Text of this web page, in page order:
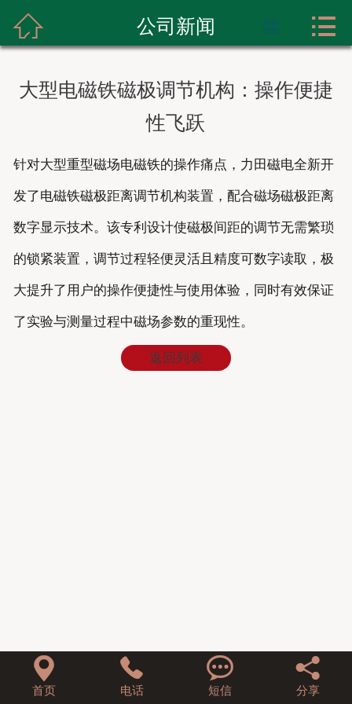
产品展示
成功案例
联系我们
 公司新闻 
大型电磁铁磁极调节机构：操作便捷
性飞跃
针对大型重型磁场电磁铁的操作痛点，力田磁电全新开
发了电磁铁磁极距离调节机构装置，配合磁场磁极距离
数字显示技术。该专利设计使磁极间距的调节无需繁琐
的锁紧装置，调节过程轻便灵活且精度可数字读取，极
大提升了用户的操作便捷性与使用体验，同时有效保证
了实验与测量过程中磁场参数的重现性。
返回列表

首页

电话

短信

分享